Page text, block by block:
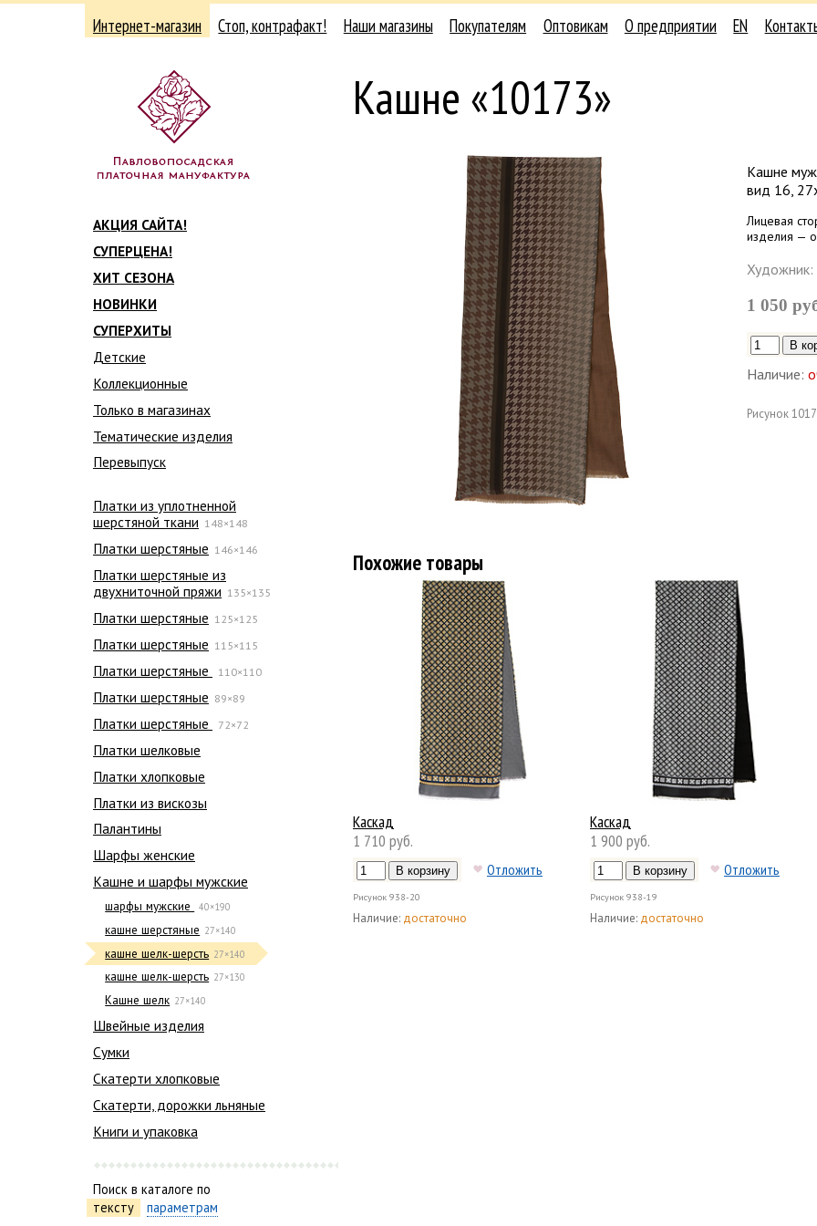
Интернет-магазин Стоп, контрафакт! Наши магазины Покупателям Оптовикам О предприятии EN
АКЦИЯ САЙТА!
СУПЕРЦЕНА!
ХИТ СЕЗОНА
НОВИНКИ
СУПЕРХИТЫ
Детские
Коллекционные
Только в магазинах
Тематические изделия
Перевыпуск
Платки из уплотненной
шерстяной ткани 148×148
Платки шерстяные 146×146
Платки шерстяные из
двухниточной пряжи 135×135
Платки шерстяные 125×125
Платки шерстяные 115×115
Платки шерстяные 110×110
Платки шерстяные 89×89
Платки шерстяные 72×72
Платки шелковые
Платки хлопковые
Платки из вискозы
Палантины
Шарфы женские
Кашне и шарфы мужские
шарфы мужские 40×190
кашне шерстяные 27×140
кашне шелк-шерсть 27×140
кашне шелк-шерсть 27×130
Кашне шелк 27×140
Швейные изделия
Сумки
Скатерти хлопковые
Скатерти, дорожки льняные
Книги и упаковка
Поиск в каталоге по
тексту
параметрам
Кашне «10173»
Кашне
вид 16,
Лицевая
изделия —
Художник:
1 050
Наличие:
Рисунок
Похожие товары
Каскад
1 710 руб.
Отложить
Рисунок 938-20
Наличие: достаточно
Каскад
1 900 руб.
Отложить
Рисунок 938-19
Наличие: достаточно